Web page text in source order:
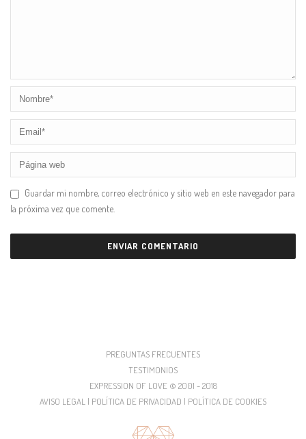
Guardar mi nombre, correo electrónico y sitio web en este navegador para
la próxima vez que comente.
PREGUNTAS FRECUENTES
TESTIMONIOS
EXPRESSION OF LOVE © 2001 - 2018
AVISO LEGAL | POLÍTICA DE PRIVACIDAD | POLÍTICA DE COOKIES